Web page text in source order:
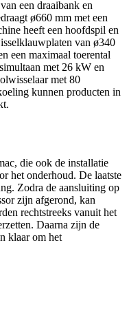
een draaibank en
ø660 mm met een
heeft een hoofdspil en
van ø340
een maximaal toerental
met 26 kW en
met 80
kunnen producten in
die ook de installatie
het onderhoud. De laatste
Zodra de aansluiting op
zijn afgerond, kan
rechtstreeks vanuit het
Daarna zijn de
klaar om het